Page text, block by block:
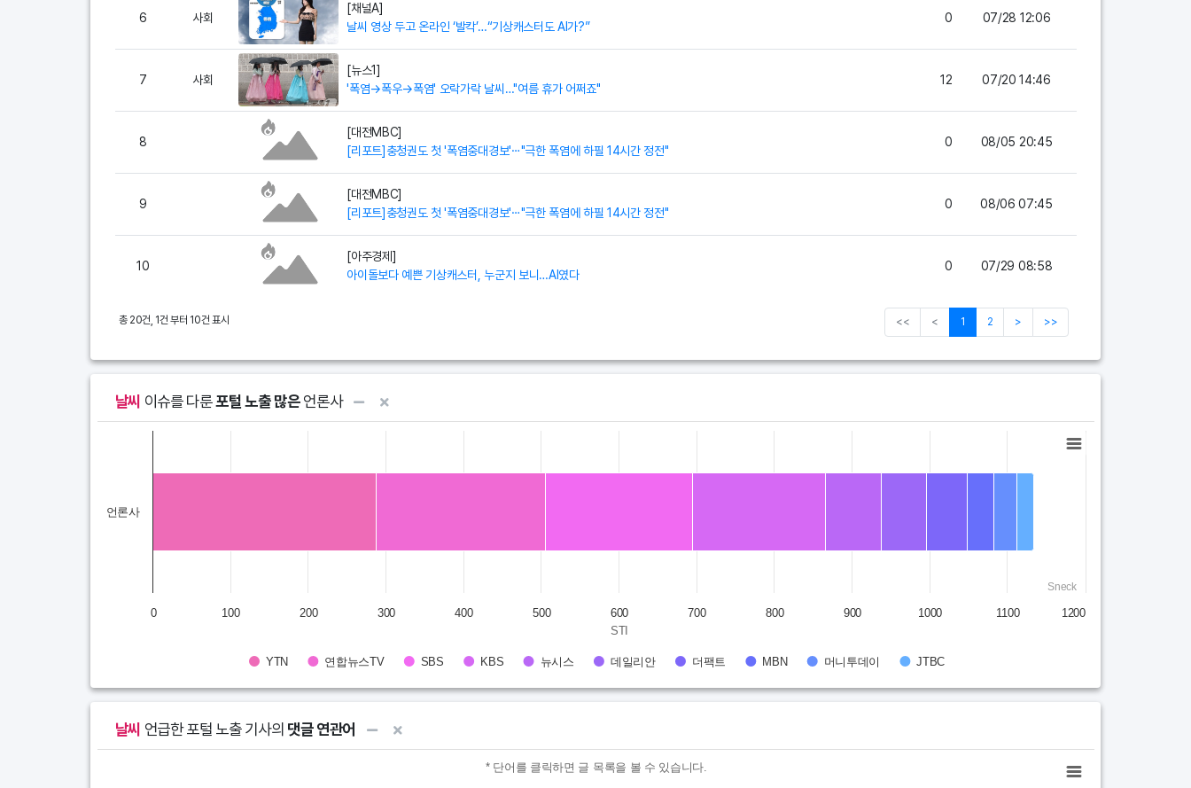
6 사회
[채널A]
날씨 영상 두고 온라인 ‘발칵’…“기상캐스터도 AI가?”
0 07/28 12:06
7 사회
[뉴스1]
'폭염→폭우→폭염' 오락가락 날씨…"여름 휴가 어쩌죠"
12 07/20 14:46
8
[대전MBC]
[리포트]충청권도 첫 '폭염중대경보'⋯"극한 폭염에 하필 14시간 정전"
0 08/05 20:45
9
[대전MBC]
[리포트]충청권도 첫 '폭염중대경보'⋯"극한 폭염에 하필 14시간 정전"
0 08/06 07:45
10
[아주경제]
아이돌보다 예쁜 기상캐스터, 누군지 보니…AI였다
0 07/29 08:58
총 20건, 1건 부터 10건 표시 << < 1 2 > >>
날씨 이슈를 다룬포털 노출 많은언론사
Chart
Bar chart with 10 data series.
The chart has 1 X axis displaying categories.
STI
YTN 연합뉴스TV SBS KBS 뉴시스 데일리안 더팩트 MBN 머니투데이 JTBC
언론사
0 100 200 300 400 500 600 700 800 900 1000 1100 1200
Sneck
End of interactive chart.
날씨 언급한 포털 노출 기사의 댓글 연관어
* 단어를 클릭하면 글 목록을 볼 수 있습니다.